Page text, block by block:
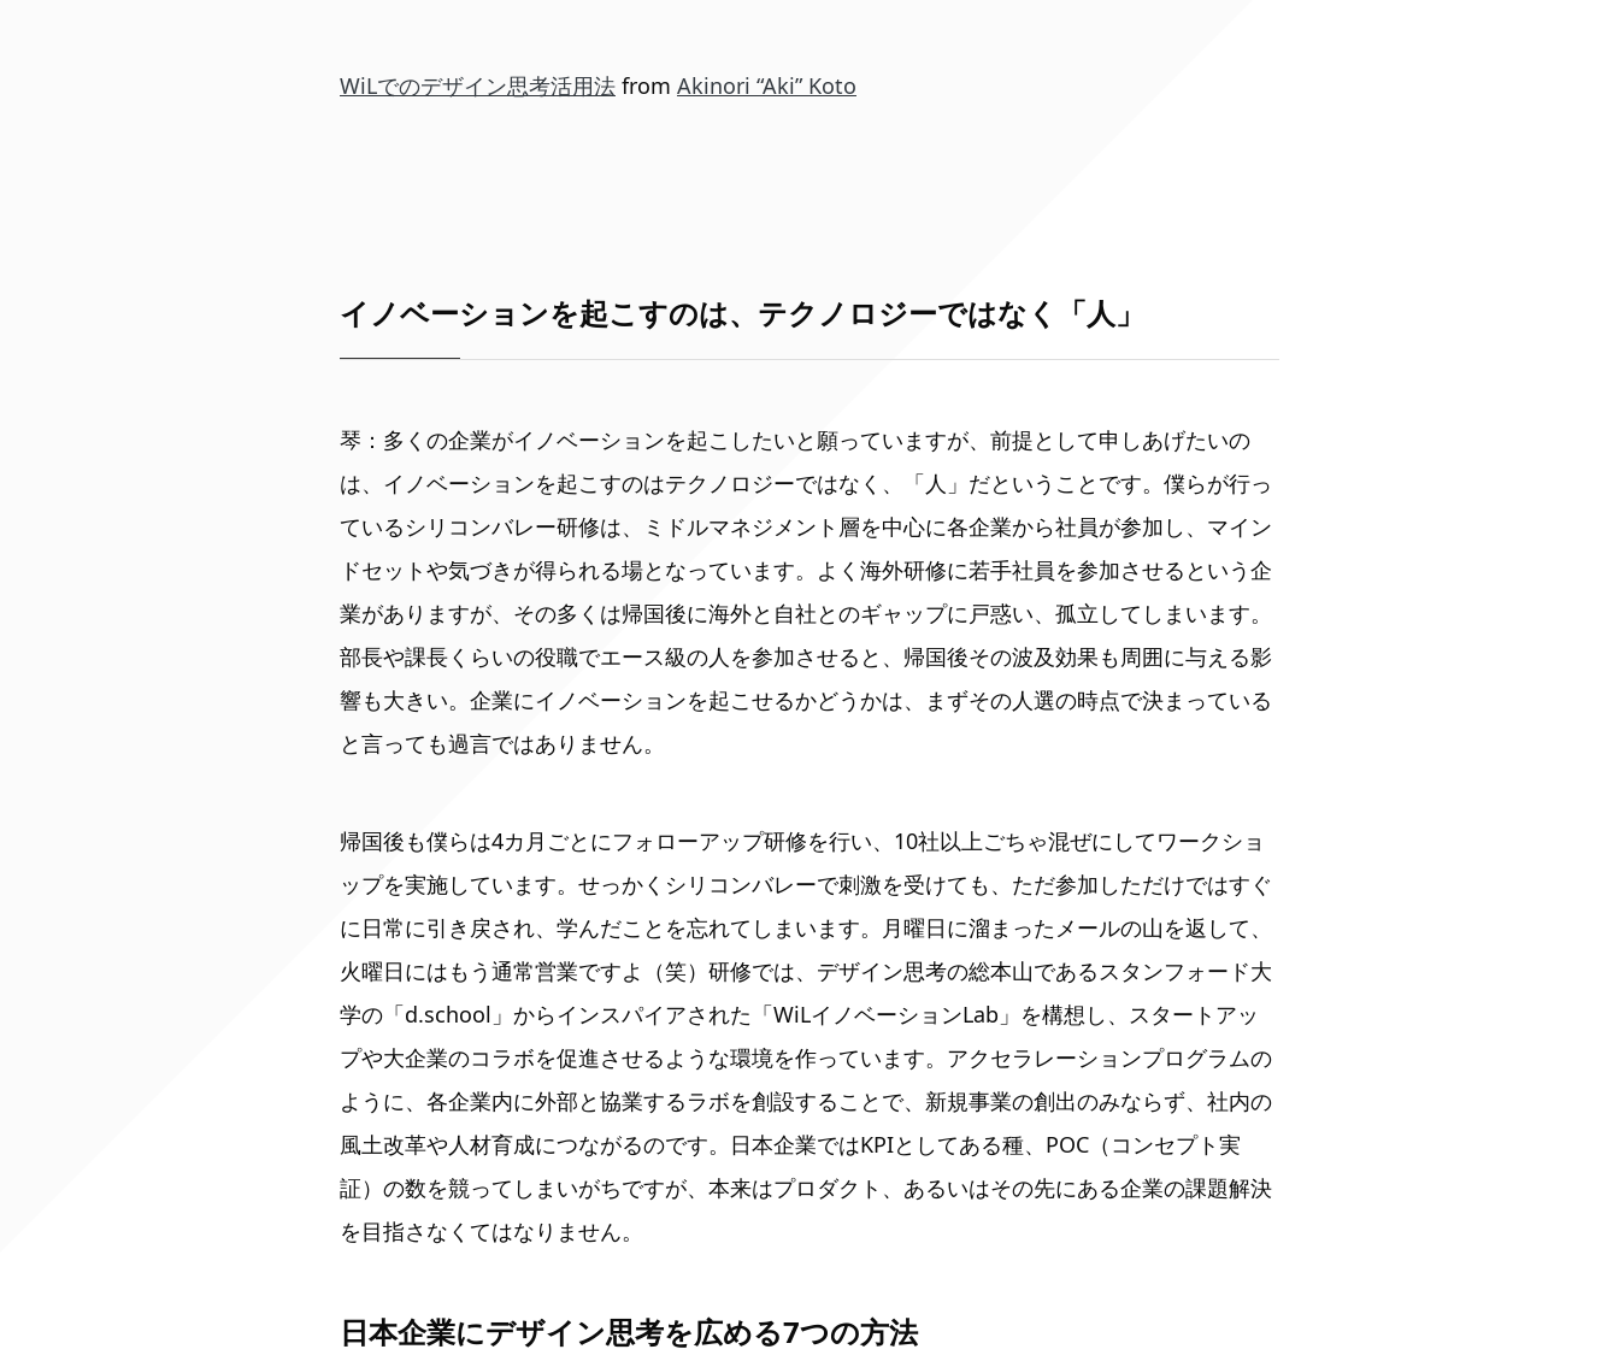
WiLでのデザイン思考活用法 from Akinori “Aki” Koto
イノベーションを起こすのは、テクノロジーではなく「人」
琴：多くの企業がイノベーションを起こしたいと願っていますが、前提として申しあげたいの
は、イノベーションを起こすのはテクノロジーではなく、「人」だということです。僕らが行っ
ているシリコンバレー研修は、ミドルマネジメント層を中心に各企業から社員が参加し、マイン
ドセットや気づきが得られる場となっています。よく海外研修に若手社員を参加させるという企
業がありますが、その多くは帰国後に海外と自社とのギャップに戸惑い、孤立してしまいます。
部長や課長くらいの役職でエース級の人を参加させると、帰国後その波及効果も周囲に与える影
響も大きい。企業にイノベーションを起こせるかどうかは、まずその人選の時点で決まっている
と言っても過言ではありません。
帰国後も僕らは4カ月ごとにフォローアップ研修を行い、10社以上ごちゃ混ぜにしてワークショ
ップを実施しています。せっかくシリコンバレーで刺激を受けても、ただ参加しただけではすぐ
に日常に引き戻され、学んだことを忘れてしまいます。月曜日に溜まったメールの山を返して、
火曜日にはもう通常営業ですよ（笑）研修では、デザイン思考の総本山であるスタンフォード大
学の「d.school」からインスパイアされた「WiLイノベーションLab」を構想し、スタートアッ
プや大企業のコラボを促進させるような環境を作っています。アクセラレーションプログラムの
ように、各企業内に外部と協業するラボを創設することで、新規事業の創出のみならず、社内の
風土改革や人材育成につながるのです。日本企業ではKPIとしてある種、POC（コンセプト実
証）の数を競ってしまいがちですが、本来はプロダクト、あるいはその先にある企業の課題解決
を目指さなくてはなりません。
日本企業にデザイン思考を広める7つの方法